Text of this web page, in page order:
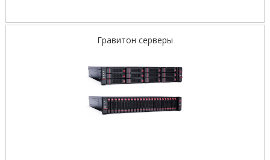
Гравитон серверы